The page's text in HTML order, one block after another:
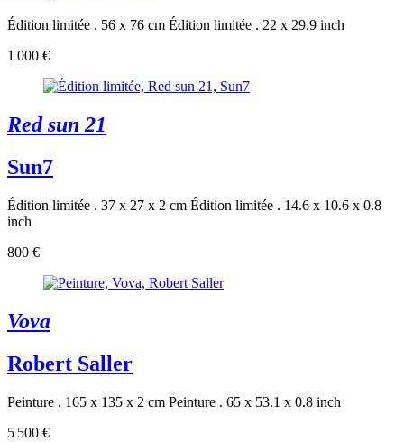
Édition limitée . 56 x 76 cm Édition limitée . 22 x 29.9 inch
1 000 €
Red sun 21
Sun7
Édition limitée . 37 x 27 x 2 cm Édition limitée . 14.6 x 10.6 x 0.8
inch
800 €
Vova
Robert Saller
Peinture . 165 x 135 x 2 cm Peinture . 65 x 53.1 x 0.8 inch
5 500 €